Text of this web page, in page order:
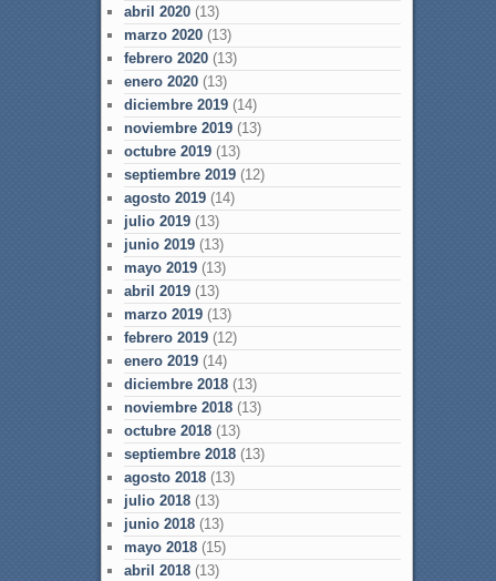
abril 2020(13)
marzo 2020(13)
febrero 2020(13)
enero 2020(13)
diciembre 2019(14)
noviembre 2019(13)
octubre 2019(13)
septiembre 2019(12)
agosto 2019(14)
julio 2019(13)
junio 2019(13)
mayo 2019(13)
abril 2019(13)
marzo 2019(13)
febrero 2019(12)
enero 2019(14)
diciembre 2018(13)
noviembre 2018(13)
octubre 2018(13)
septiembre 2018(13)
agosto 2018(13)
julio 2018(13)
junio 2018(13)
mayo 2018(15)
abril 2018(13)